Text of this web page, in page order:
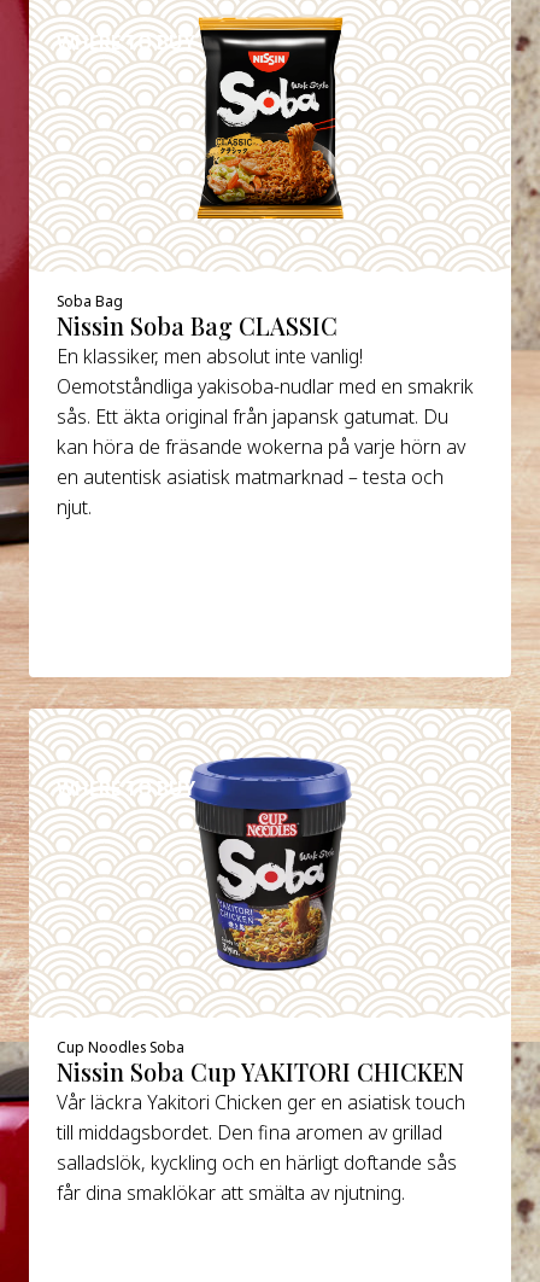
WHERE TO BUY
Soba Bag
Nissin Soba Bag CLASSIC
En klassiker, men absolut inte vanlig!
Oemotståndliga yakisoba-nudlar med en smakrik
sås. Ett äkta original från japansk gatumat. Du
kan höra de fräsande wokerna på varje hörn av
en autentisk asiatisk matmarknad – testa och
njut.
WHERE TO BUY
DETAILS
Cup Noodles Soba
Nissin Soba Cup YAKITORI CHICKEN
Vår läckra Yakitori Chicken ger en asiatisk touch
till middagsbordet. Den fina aromen av grillad
salladslök, kyckling och en härligt doftande sås
får dina smaklökar att smälta av njutning.